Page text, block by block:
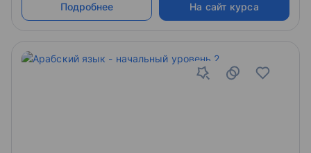
Подробнее На сайт курса